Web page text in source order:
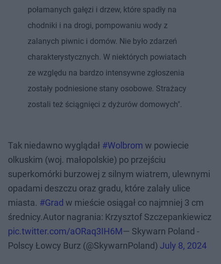
połamanych gałęzi i drzew, które spadły na
chodniki i na drogi, pompowaniu wody z
zalanych piwnic i domów. Nie było zdarzeń
charakterystycznych. W niektórych powiatach
ze względu na bardzo intensywne zgłoszenia
zostały podniesione stany osobowe. Strażacy
zostali też ściągnięci z dyżurów domowych".
Tak niedawno wyglądał #Wolbrom w powiecie
olkuskim (woj. małopolskie) po przejściu
superkomórki burzowej z silnym wiatrem, ulewnymi
opadami deszczu oraz gradu, które zalały ulice
miasta. #Grad w mieście osiągał co najmniej 3 cm
średnicy.Autor nagrania: Krzysztof Szczepankiewicz
pic.twitter.com/aORaq3IH6M— Skywarn Poland -
Polscy Łowcy Burz (@SkywarnPoland) July 8, 2024